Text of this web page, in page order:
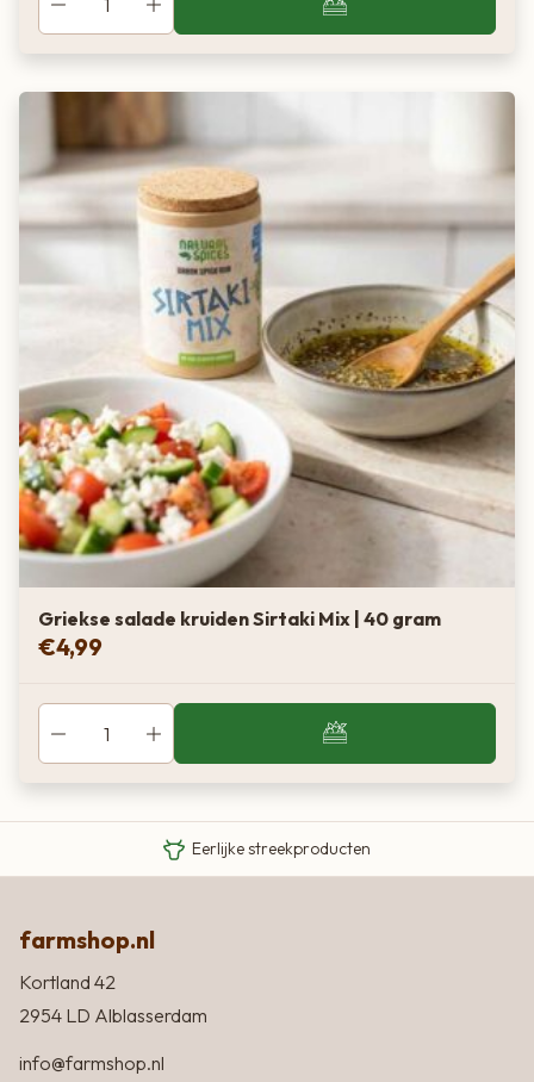
Griekse salade kruiden Sirtaki Mix | 40 gram
€4,99
Eigen Limousin runderen
Eerlijke streekproducten
farmshop.nl
Kortland 42
2954 LD Alblasserdam
info@farmshop.nl